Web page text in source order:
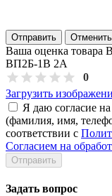
Отправить Отменить
Ваша оценка товара
ВП2Б-1В 2А
0
Загрузить
Я даю согласие
(фамилия, имя,
соответствии с
Согласием на
Задать вопрос